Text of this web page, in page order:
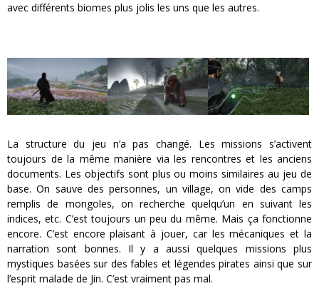
avec différents biomes plus jolis les uns que les autres.
La structure du jeu n’a pas changé. Les missions s’activent
toujours de la même manière via les rencontres et les anciens
documents. Les objectifs sont plus ou moins similaires au jeu de
base. On sauve des personnes, un village, on vide des camps
remplis de mongoles, on recherche quelqu’un en suivant les
indices, etc. C’est toujours un peu du même. Mais ça fonctionne
encore. C’est encore plaisant à jouer, car les mécaniques et la
narration sont bonnes. Il y a aussi quelques missions plus
mystiques basées sur des fables et légendes pirates ainsi que sur
l’esprit malade de Jin. C’est vraiment pas mal.